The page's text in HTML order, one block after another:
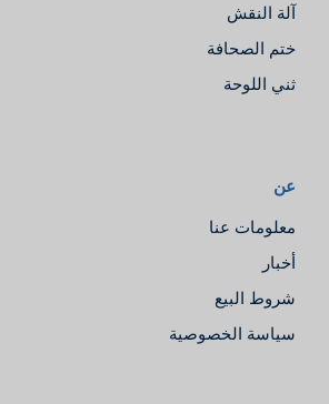
آلة النقش
ختم الصحافة
ثني اللوحة
عن
معلومات عنا
أخبار
شروط البيع
سياسة الخصوصية